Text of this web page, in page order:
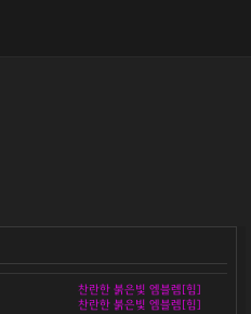
찬란한 붉은빛 엠블렘[힘]
찬란한 붉은빛 엠블렘[힘]